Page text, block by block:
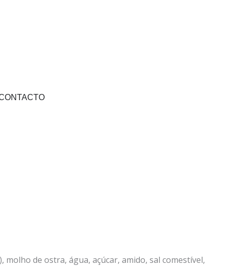
NÓS
de ostra, água, açúcar, amido, sal comestível,